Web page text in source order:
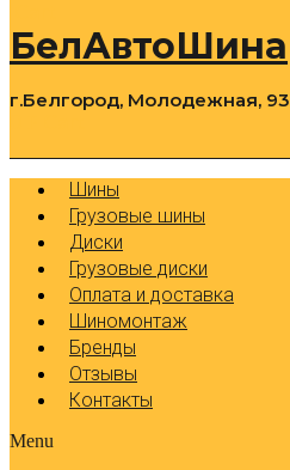
БелАвтоШина
г.Белгород, Молодежная, 93
Шины
Грузовые шины
Диски
Грузовые диски
Оплата и доставка
Шиномонтаж
Бренды
Отзывы
Контакты
Menu